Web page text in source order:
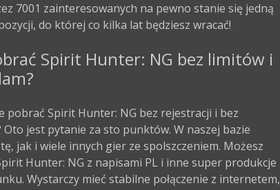
7001 zainteresowanych na pewno stanie się jedną
do której co kilka lat będziesz wracać!
Spirit Hunter: NG bez limitów i
pobrać Spirit Hunter: NG bez rejestracji i bez
Oto jest pytanie za sto punktów. W naszej bazie
jak i wiele innych gier ze spolszczeniem. Możesz
Hunter: NG z napisami PL i inne super produkcje
Wystarczy mieć stabilne połączenie z internetem,